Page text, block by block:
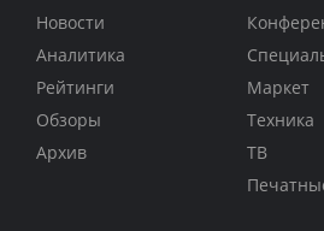
Новости
Аналитика
Рейтинги
Обзоры
Архив
Маркет
Техника
ТВ